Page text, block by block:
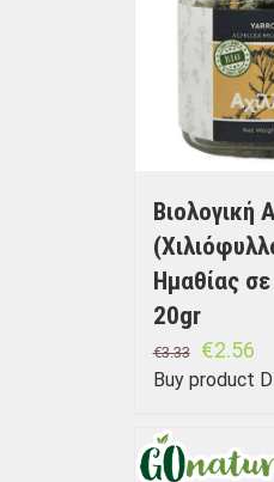
Βιολογική
Ημαθίας
20gr
€3.33 €2.56
Buy product